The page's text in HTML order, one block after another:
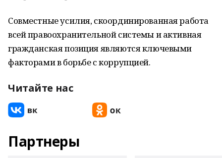
Совместные усилия, скоординированная работа
всей правоохранительной системы и активная
гражданская позиция являются ключевыми
факторами в борьбе с коррупцией.
Читайте нас
Партнеры